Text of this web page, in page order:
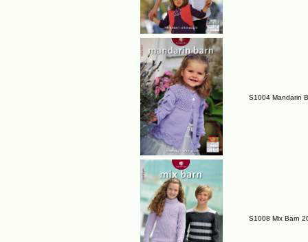
S1004 Mandarin
S1008 Mix Barn